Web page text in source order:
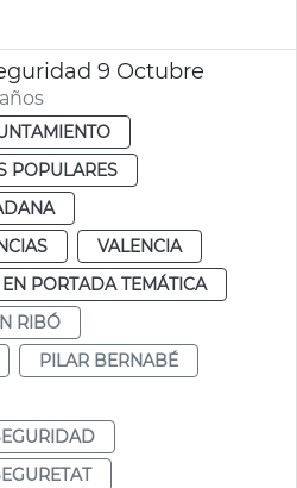
9 Octubre
POPULARES
VALENCIA
EN PORTADA TEMÁTICA
RIBÓ
PILAR BERNABÉ